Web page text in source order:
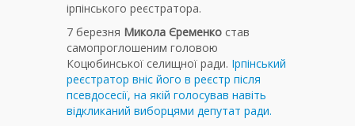
ірпінського реєстратора.
7 березня Микола Єременко став
самопроглошеним головою
Коцюбинської селищної ради. Ірпінський
реєстратор вніс його в реєстр після
псевдосесії, на якій голосував навіть
відкликаний виборцями депутат ради.